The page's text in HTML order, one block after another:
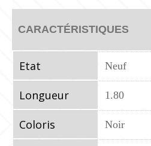
CARACTÉRISTIQUES
Etat Neuf
Longueur 1.80
Coloris Noir